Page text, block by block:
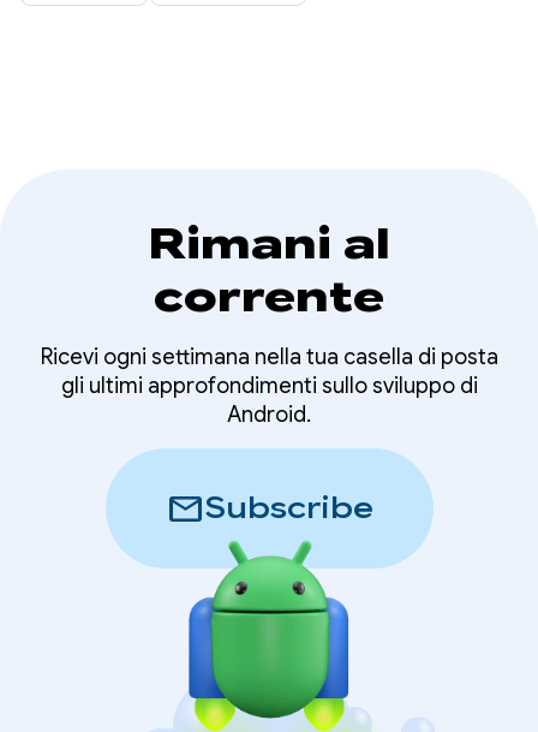
Rimani al
corrente
Ricevi ogni settimana nella tua casella di posta
gli ultimi approfondimenti sullo sviluppo di
Android.
mailSubscribe